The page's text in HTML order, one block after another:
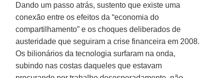
Dando um passo atrás, sustento que existe uma
conexão entre os efeitos da “economia do
compartilhamento” e os choques deliberados de
austeridade que seguiram a crise financeira em 2008.
Os bilionários da tecnologia surfaram na onda,
subindo nas costas daqueles que estavam